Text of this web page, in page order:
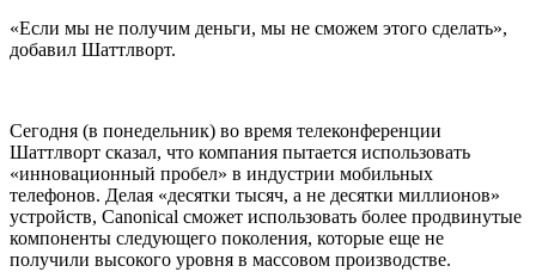
«Если мы не получим деньги, мы не сможем этого сделать»,
добавил Шаттлворт.
Сегодня (в понедельник) во время телеконференции
Шаттлворт сказал, что компания пытается использовать
«инновационный пробел» в индустрии мобильных
телефонов. Делая «десятки тысяч, а не десятки миллионов»
устройств, Canonical сможет использовать более продвинутые
компоненты следующего поколения, которые еще не
получили высокого уровня в массовом производстве.